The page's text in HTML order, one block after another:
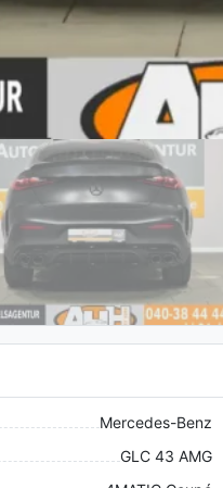
Mercedes-Benz
GLC 43 AMG